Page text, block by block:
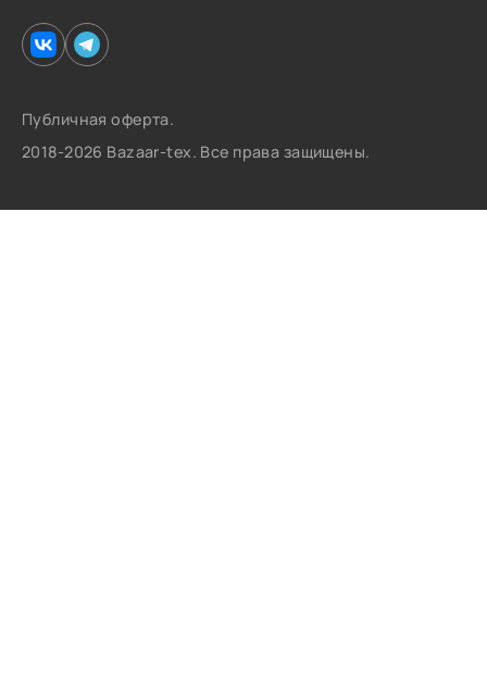
Публичная оферта.
2018-2026 Bazaar-tex. Все права защищены.